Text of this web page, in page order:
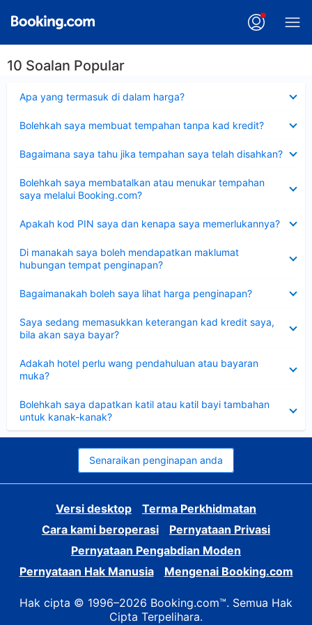
10 Soalan Popular
Apa yang termasuk di dalam harga?
Bolehkah saya membuat tempahan tanpa kad kredit?
Bagaimana saya tahu jika tempahan saya telah disahkan?
Bolehkah saya membatalkan atau menukar tempahan
saya melalui Booking.com?
Apakah kod PIN saya dan kenapa saya memerlukannya?
Di manakah saya boleh mendapatkan maklumat
hubungan tempat penginapan?
Bagaimanakah boleh saya lihat harga penginapan?
Saya sedang memasukkan keterangan kad kredit saya,
bila akan saya bayar?
Adakah hotel perlu wang pendahuluan atau bayaran
muka?
Bolehkah saya dapatkan katil atau katil bayi tambahan
untuk kanak-kanak?
Senaraikan penginapan anda
Versi desktop
Terma Perkhidmatan
Cara kami beroperasi
Pernyataan Privasi
Pernyataan Pengabdian Moden
Pernyataan Hak Manusia
Mengenai Booking.com
Hak cipta © 1996–2026 Booking.com™. Semua Hak
Cipta Terpelihara.